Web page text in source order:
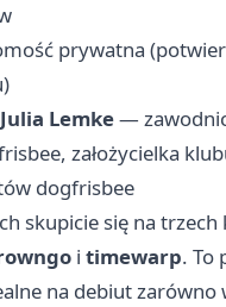
prywatna
Julia Lemke—
założycielka
dogfrisbee
skupicie się na
i timewarp. To
na debiut zarówno